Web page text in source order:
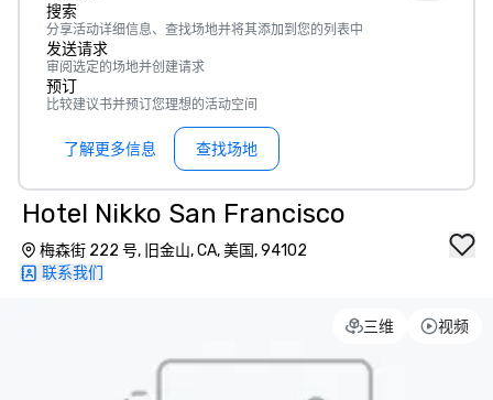
搜索
分享活动详细信息、查找场地并将其添加到您的列表中
发送请求
审阅选定的场地并创建请求
预订
比较建议书并预订您理想的活动空间
了解更多信息 查找场地
Hotel Nikko San Francisco
梅森街 222 号, 旧金山, CA, 美国, 94102
联系我们
三维 视频